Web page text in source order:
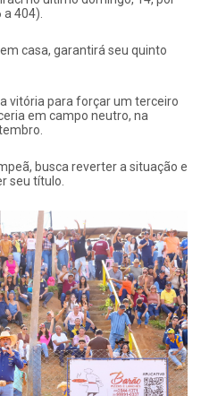
404).
casa, garantirá seu quinto
vitória para forçar um terceiro
em campo neutro, na
busca reverter a situação e
seu título.​